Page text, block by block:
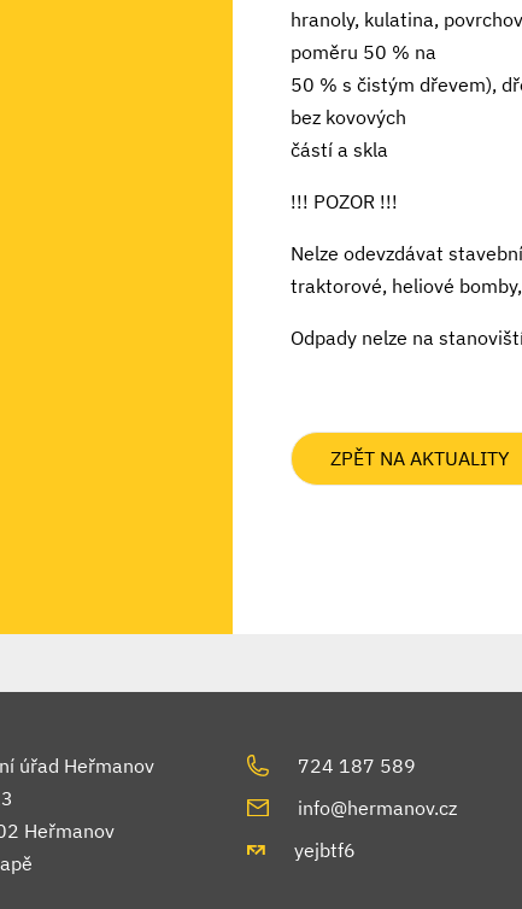
hranoly, kulatina,
poměru 50 % na
50 % s čistým dřevem),
bez kovových
částí a skla
!!! POZOR !!!
Nelze odevzdávat
traktorové, heliové
Odpady nelze na
ZPĚT NA AKTUALITY
úřad Heřmanov
Heřmanov
724 187 589
info@hermanov.cz
yejbtf6